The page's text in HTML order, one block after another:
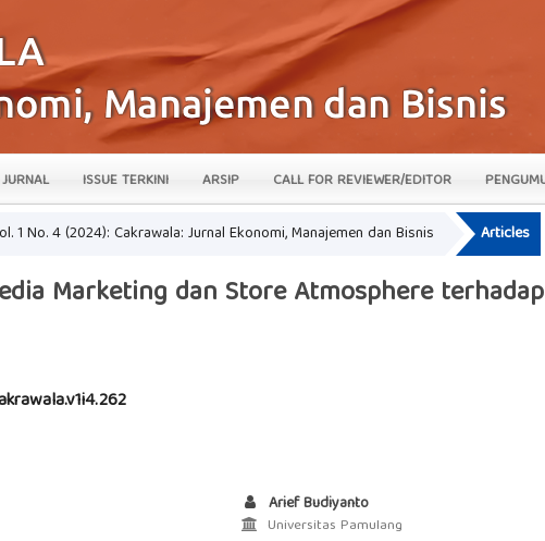
ISSUE TERKINI ARSIP CALL FOR REVIEWER/EDITOR
1 No. 4 (2024): Cakrawala: Jurnal Ekonomi, Manajemen dan Bisnis Articles
Marketing dan Store Atmosphere
Arief Budiyanto
Universitas Pamulang